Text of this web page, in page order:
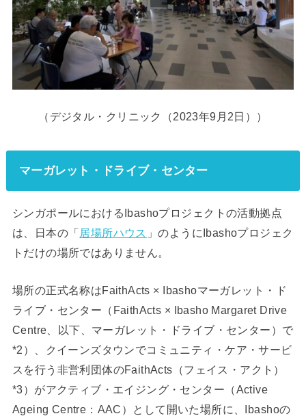
（デジタル・クリニック（2023年9月2日））
マーガレット・ドライブ・センター
シンガポールにおけるIbashoプロジェクトの活動拠点
は、日本の「 居場所ハウス 」のようにIbashoプロジェク
トだけの場所ではありません。
場所の正式名称はFaithActs × Ibashoマーガレット・ド
ライブ・センター（FaithActs × Ibasho Margaret Drive
Centre、以下、マーガレット・ドライブ・センター）で
*2）、クイーンズタウンでコミュニティ・ケア・サービ
スを行う非営利団体のFaithActs（フェイス・アクト）
*3）がアクティブ・エイジング・センター（Active
Ageing Centre：AAC）として開いた場所に、Ibashoの